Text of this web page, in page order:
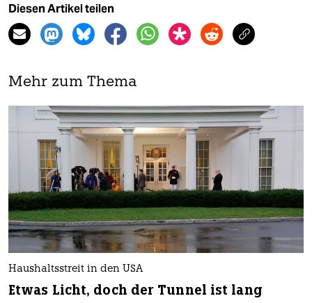
Diesen Artikel teilen
Mehr zum Thema
Haushaltsstreit in den USA
Etwas Licht, doch der Tunnel ist lang